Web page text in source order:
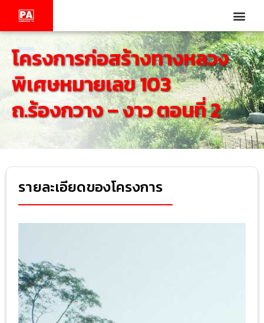
โครงการก่อสร้างทางหลวง
พิเศษหมายเลข 103
ถ.ร้องกวาง – งาว ตอนที่ 2
รายละเอียดของโครงการ